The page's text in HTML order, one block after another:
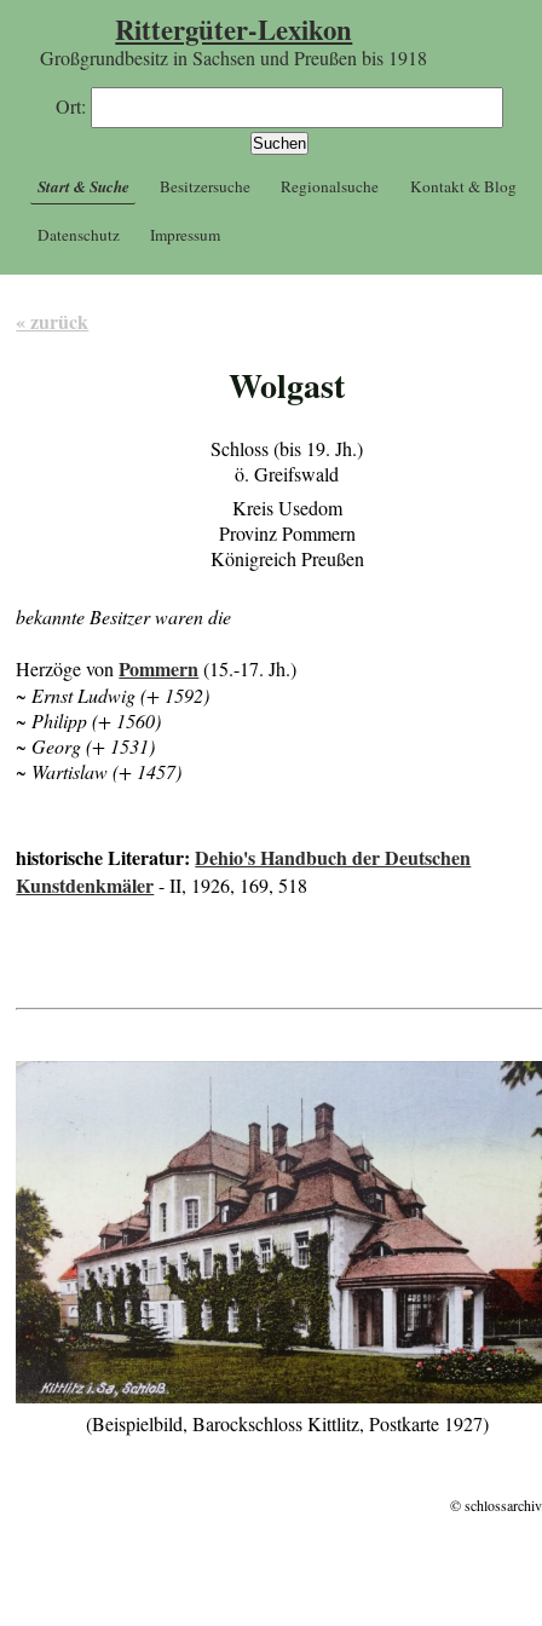
Rittergüter-Lexikon
Großgrundbesitz in Sachsen und Preußen bis 1918
Ort:
Start & Suche Besitzersuche Regionalsuche Kontakt & Blog
Datenschutz Impressum
« zurück
Wolgast
Schloss (bis 19. Jh.)
ö. Greifswald
Kreis Usedom
Provinz Pommern
Königreich Preußen
bekannte Besitzer waren die
Herzöge vonPommern(15.-17. Jh.)
~ Ernst Ludwig (+ 1592)
~ Philipp (+ 1560)
~ Georg (+ 1531)
~ Wartislaw (+ 1457)
historische Literatur:Dehio's Handbuch der Deutschen
Kunstdenkmäler- II, 1926, 169, 518
(Beispielbild, Barockschloss Kittlitz, Postkarte 1927)
©